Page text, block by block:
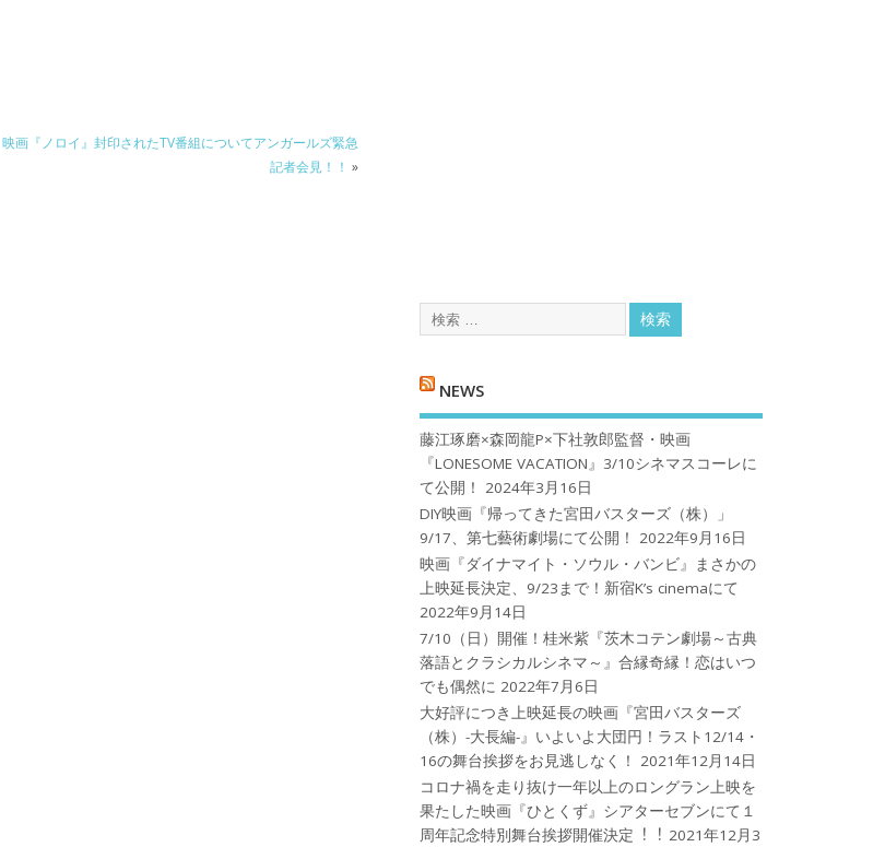
映画『ノロイ』封印されたTV番組についてアンガールズ緊急
記者会見！！ »
NEWS
藤江琢磨×森岡龍P×下社敦郎監督・映画
『LONESOME VACATION』3/10シネマスコーレに
て公開！
2024年3月16日
DIY映画『帰ってきた宮田バスターズ（株）」
9/17、第七藝術劇場にて公開！
2022年9月16日
映画『ダイナマイト・ソウル・バンビ』まさかの
上映延長決定、9/23まで！新宿K’s cinemaにて
2022年9月14日
7/10（日）開催！桂米紫『茨木コテン劇場～古典
落語とクラシカルシネマ～』合縁奇縁！恋はいつ
でも偶然に 2022年7月6日
大好評につき上映延長の映画『宮田バスターズ
（株）-大長編-』いよいよ大団円！ラスト12/14・
16の舞台挨拶をお見逃しなく！
2021年12月14日
コロナ禍を⾛り抜け⼀年以上のロングラン上映を
果たした映画『ひとくず』シアターセブンにて１
周年記念特別舞台挨拶開催決定︕︕ 2021年12月3